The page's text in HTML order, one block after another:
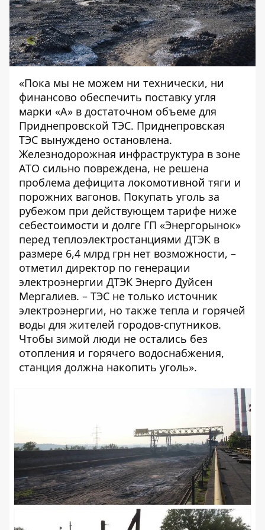
«Пока мы не можем ни технически, ни
финансово обеспечить поставку угля
марки «А» в достаточном объеме для
Приднепровской ТЭС. Приднепровская
ТЭС вынуждено остановлена.
Железнодорожная инфраструктура в зоне
АТО сильно повреждена, не решена
проблема дефицита локомотивной тяги и
порожних вагонов. Покупать уголь за
рубежом при действующем тарифе ниже
себестоимости и долге ГП «Энергорынок»
перед теплоэлектростанциями ДТЭК в
размере 6,4 млрд грн нет возможности, –
отметил директор по генерации
электроэнергии ДТЭК Энерго Дуйсен
Мергалиев. – ТЭС не только источник
электроэнергии, но также тепла и горячей
воды для жителей городов-спутников.
Чтобы зимой люди не остались без
отопления и горячего водоснабжения,
станция должна накопить уголь».